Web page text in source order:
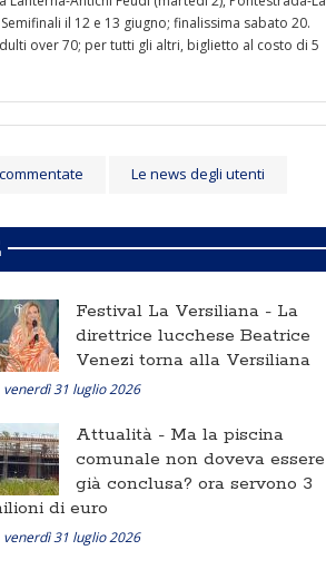
il 12 e 13 giugno; finalissima sabato 20.
over 70; per tutti gli altri, biglietto al costo di 5
Le news degli utenti
Festival La Versiliana - La
direttrice lucchese Beatrice
Venezi torna alla Versiliana
venerdì 31 luglio 2026
Attualità - Ma la piscina
comunale non doveva essere
già conclusa? ora servono 3
di euro
venerdì 31 luglio 2026